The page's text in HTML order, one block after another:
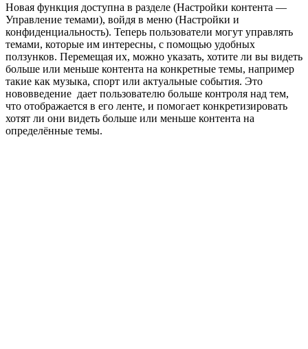
Новая функция доступна в разделе (Настройки контента —
Управление темами), войдя в меню (Настройки и
конфиденциальность). Теперь пользователи могут управлять
темами, которые им интересны, с помощью удобных
ползунков. Перемещая их, можно указать, хотите ли вы видеть
больше или меньше контента на конкретные темы, например
такие как музыка, спорт или актуальные события. Это
нововведение дает пользователю больше контроля над тем,
что отображается в его ленте, и помогает конкретизировать
хотят ли они видеть больше или меньше контента на
определённые темы.